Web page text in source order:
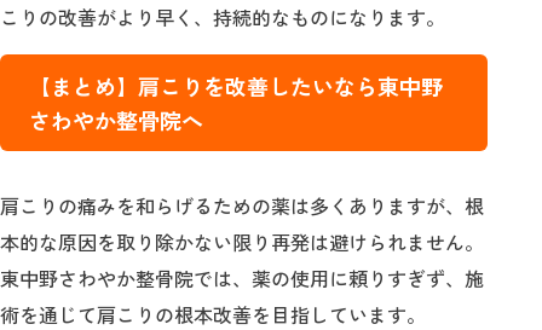
こりの改善がより早く、持続的なものになります。
【まとめ】肩こりを改善したいなら東中野
さわやか整骨院へ
肩こりの痛みを和らげるための薬は多くありますが、根
本的な原因を取り除かない限り再発は避けられません。
東中野さわやか整骨院では、薬の使用に頼りすぎず、施
術を通じて肩こりの根本改善を目指しています。